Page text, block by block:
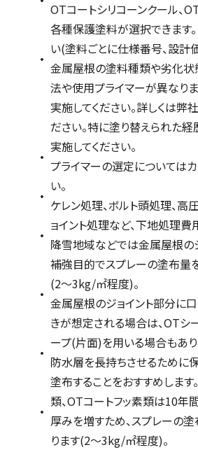
OTコートシリコーンクール、
各種保護塗料が選択できます
い(塗料ごとに仕様番号、設計
金属屋根の塗料種類や劣化状
法や使用プライマーが異なり
実施してください。詳しくは弊
ださい。特に塗り替えられた
実施してください。
プライマーの選定については
い。
ケレン処理、ボルト頭処理、
ョイント処理など、下地処理費
降雪地域などでは金属屋根の
補強目的でスプレーの塗布量
(2～3kg/㎡程度)。
金属屋根のジョイント部分に
きが想定される場合は、OTシ
ープ(片面)を用いる場合もあり
防水層を長持ちさせるために
塗布することをおすすめします
類、OTコートフッ素類は10年
厚みを増すため、スプレーの
ります(2〜3kg/㎡程度)。